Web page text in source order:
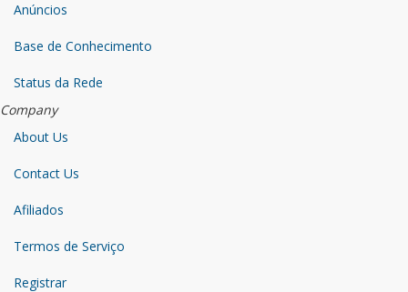
Anúncios
Base de Conhecimento
Status da Rede
Company
About Us
Contact Us
Afiliados
Termos de Serviço
Registrar